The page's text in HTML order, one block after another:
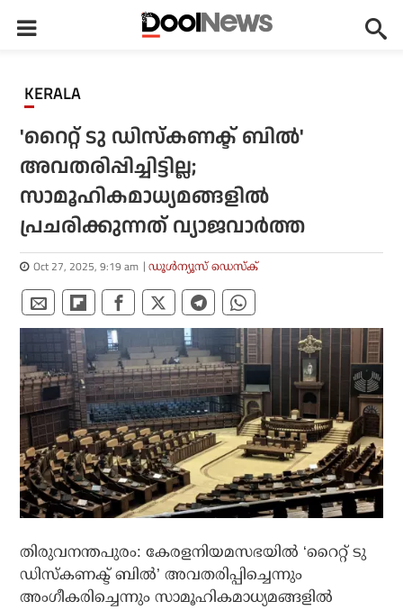
KERALA
'റൈറ്റ് ടു ഡിസ്‌കണക്ട് ബില്‍'
അവതരിപ്പിച്ചിട്ടില്ല;
സാമൂഹികമാധ്യമങ്ങളില്‍
പ്രചരിക്കുന്നത് വ്യാജവാര്‍ത്ത
Oct 27, 2025, 9:19 am ഡൂള്‍ന്യൂസ് ഡെസ്‌ക്
തിരുവനന്തപുരം: കേരളനിയമസഭയില്‍ ‘റൈറ്റ് ടു
ഡിസ്‌കണക്ട് ബില്‍’ അവതരിപ്പിച്ചെന്നും
അംഗീകരിച്ചെന്നും സാമൂഹികമാധ്യമങ്ങളില്‍